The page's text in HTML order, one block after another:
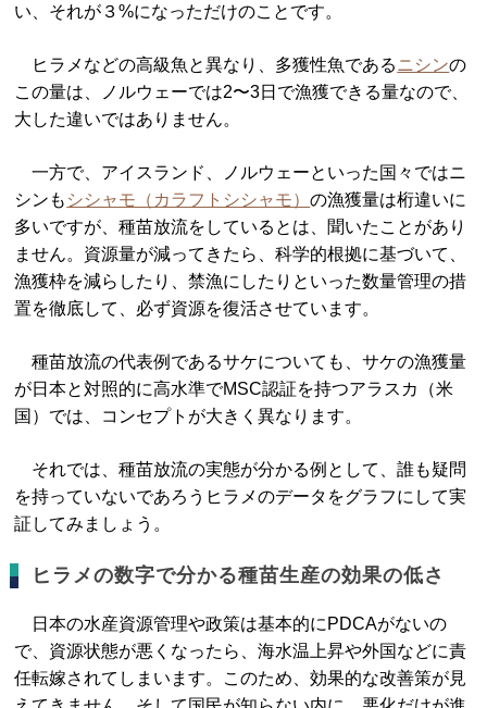
い、それが３%になっただけのことです。
ヒラメなどの高級魚と異なり、多獲性魚であるニシンの
この量は、ノルウェーでは2〜3日で漁獲できる量なので、
大した違いではありません。
一方で、アイスランド、ノルウェーといった国々ではニ
シンも シシャモ（カラフトシシャモ）の漁獲量は桁違いに
多いですが、種苗放流をしているとは、聞いたことがあり
ません。資源量が減ってきたら、科学的根拠に基づいて、
漁獲枠を減らしたり、禁漁にしたりといった数量管理の措
置を徹底して、必ず資源を復活させています。
種苗放流の代表例であるサケについても、サケの漁獲量
が日本と対照的に高水準でMSC認証を持つアラスカ（米
国）では、コンセプトが大きく異なります。
それでは、種苗放流の実態が分かる例として、誰も疑問
を持っていないであろうヒラメのデータをグラフにして実
証してみましょう。
ヒラメの数字で分かる種苗生産の効果の低さ
日本の水産資源管理や政策は基本的にPDCAがないの
で、資源状態が悪くなったら、海水温上昇や外国などに責
任転嫁されてしまいます。このため、効果的な改善策が見